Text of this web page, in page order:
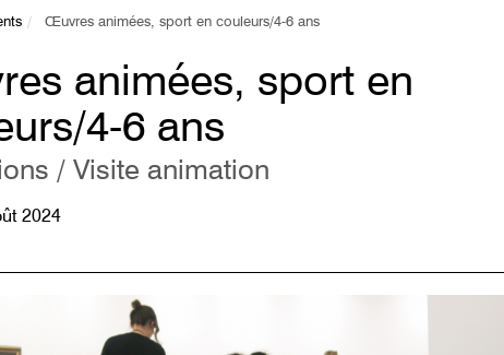
Œuvres animées, sport en couleurs/4-6 ans
animées, sport en
4-6 ans
/ Visite animation
2024